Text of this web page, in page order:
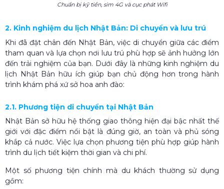
Chuẩn bị kỹ tiền, sim 4G và cục phát Wifi
2. Kinh nghiệm du lịch Nhật Bản: Di chuyển và lưu trú
Khi đã đặt chân đến Nhật Bản, việc di chuyển giữa các điểm
tham quan và lựa chọn nơi lưu trú phù hợp sẽ ảnh hưởng lớn
đến trải nghiệm của bạn. Dưới đây là những kinh nghiệm du
lịch Nhật Bản hữu ích giúp bạn chủ động hơn trong hành
trình khám phá xứ sở hoa anh đào:
2.1. Phương tiện di chuyển tại Nhật Bản
Nhật Bản sở hữu hệ thống giao thông hiện đại bậc nhất thế
giới với đặc điểm nổi bật là đúng giờ, an toàn và phủ sóng
khắp cả nước. Việc lựa chọn phương tiện phù hợp giúp hành
trình du lịch tiết kiệm thời gian và chi phí.
Một số phương tiện chính mà du khách thường sử dụng
gồm: